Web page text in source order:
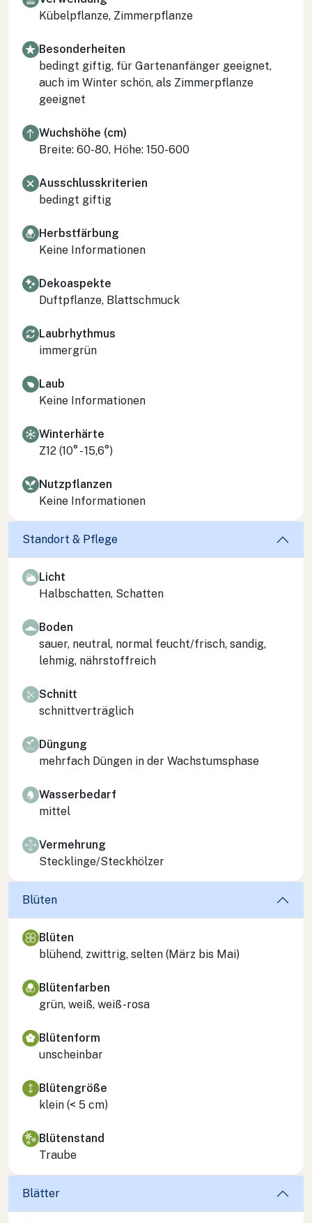
Kübelpflanze, Zimmerpflanze
Besonderheiten
bedingt giftig, für Gartenanfänger geeignet,
auch im Winter schön, als Zimmerpflanze
geeignet
Wuchshöhe (cm)
Breite: 60-80, Höhe: 150-600
Ausschlusskriterien
bedingt giftig
Herbstfärbung
Keine Informationen
Dekoaspekte
Duftpflanze, Blattschmuck
Laubrhythmus
immergrün
Laub
Keine Informationen
Winterhärte
Z12 (10° - 15,6°)
Nutzpflanzen
Keine Informationen
Standort & Pflege
Licht
Halbschatten, Schatten
Boden
sauer, neutral, normal feucht/frisch, sandig,
lehmig, nährstoffreich
Schnitt
schnittverträglich
Düngung
mehrfach Düngen in der Wachstumsphase
Wasserbedarf
mittel
Vermehrung
Stecklinge/Steckhölzer
Blüten
Blüten
blühend, zwittrig, selten (März bis Mai)
Blütenfarben
grün, weiß, weiß-rosa
Blütenform
unscheinbar
Blütengröße
klein (< 5 cm)
Blütenstand
Traube
Blätter